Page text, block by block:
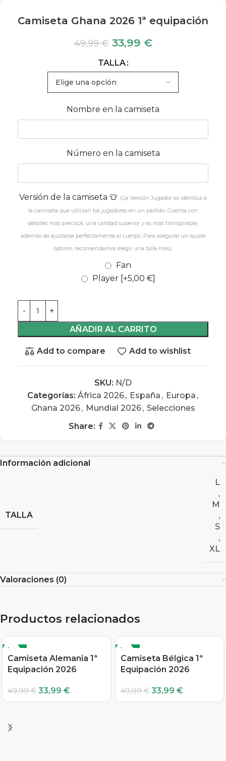
Camiseta Ghana 2026 1ª equipación
49,99€ 33,99 €
TALLA
Nombre en la camiseta
Número en la camiseta
Versión de la camiseta 👕 (La Versión Jugador es idéntica a
la camiseta que utilizan los jugadores en un partido. Cuenta con
detalles más precisos, una calidad superior y es más transpirable,
además de ajustarse perfectamente al cuerpo. Para asegurar un ajuste
óptimo, recomendamos elegir una talla más).
Fan
Player [+5,00 €]
AÑADIR AL CARRITO
Add to compare Add to wishlist
SKU: N/D
Categorías: África 2026, España , Europa ,
Ghana 2026, Mundial 2026, Selecciones
Share:
Información adicional
TALLA
L
,
M
,
S
,
XL
Valoraciones (0)
Productos relacionados
-32%
Camiseta Alemania 1ª
Equipación 2026
49,99€ 33,99 €
-32%
Camiseta Bélgica 1ª
Equipación 2026
49,99€ 33,99 €